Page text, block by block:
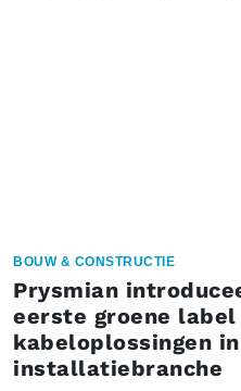
BOUW & CONSTRUCTIE
Prysmian
eerste groene label
kabeloplossingen
installatiebranche